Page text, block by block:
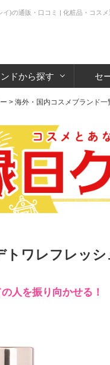
)の通販・口コミ | 化粧品・コス
ドから探す セ
> 海外・国内コスメブランド一
トワレフレッ
人を振り向かせる！